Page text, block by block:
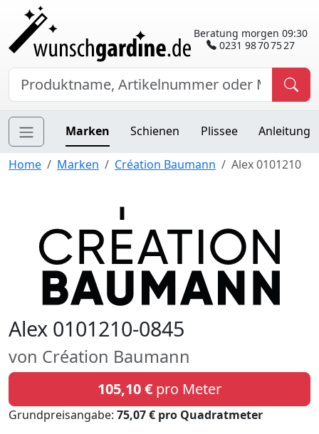
Beratung morgen 09:30
0231 98 70 75 27
Marken Schienen Plissee Anleitung
Home Marken Création Baumann Alex 0101210
Alex 0101210-0845
von Création Baumann
105,10 € pro Meter
Grundpreisangabe: 75,07 € pro Quadratmeter